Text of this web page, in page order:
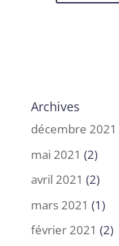
Archives
décembre 2021
mai 2021 (2)
avril 2021 (2)
mars 2021 (1)
février 2021 (2)